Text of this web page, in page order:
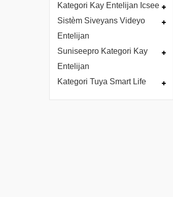
Kategori Kay Entelijan Icsee
Sistèm Siveyans Videyo
Entelijan
Suniseepro Kategori Kay
Entelijan
Kategori Tuya Smart Life